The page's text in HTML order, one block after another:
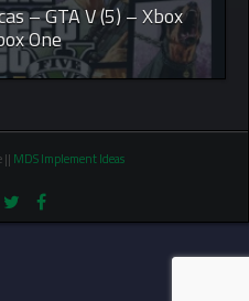
– GTA V (5) – Xbox
One
|| MDS Implement Ideas